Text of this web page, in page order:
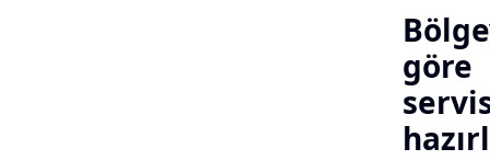
göre